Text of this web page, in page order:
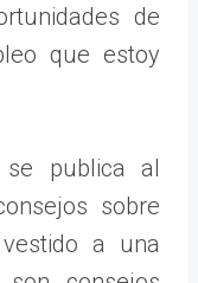
de
que estoy
publica al
sobre
a una